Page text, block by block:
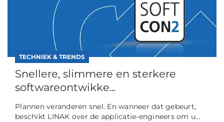
TECHNIEK & TRENDS
Snellere, slimmere en sterkere
softwareontwikke...
Plannen veranderen snel. En wanneer dat gebeurt,
beschikt LINAK over de applicatie-engineers om u...